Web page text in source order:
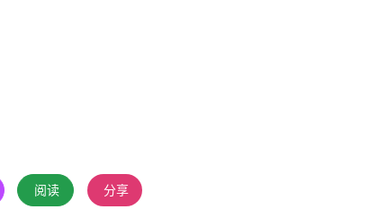
阅读 分享